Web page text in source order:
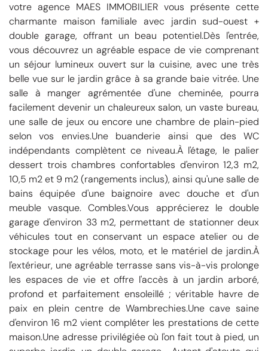
votre agence MAES IMMOBILIER vous présente cette
charmante maison familiale avec jardin sud-ouest +
double garage, offrant un beau potentiel.Dès l'entrée,
vous découvrez un agréable espace de vie comprenant
un séjour lumineux ouvert sur la cuisine, avec une très
belle vue sur le jardin grâce à sa grande baie vitrée. Une
salle à manger agrémentée d'une cheminée, pourra
facilement devenir un chaleureux salon, un vaste bureau,
une salle de jeux ou encore une chambre de plain-pied
selon vos envies.Une buanderie ainsi que des WC
indépendants complètent ce niveau.À l'étage, le palier
dessert trois chambres confortables d'environ 12,3 m2,
10,5 m2 et 9 m2 (rangements inclus), ainsi qu'une salle de
bains équipée d'une baignoire avec douche et d'un
meuble vasque. Combles.Vous apprécierez le double
garage d'environ 33 m2, permettant de stationner deux
véhicules tout en conservant un espace atelier ou de
stockage pour les vélos, moto, et le matériel de jardin.À
l'extérieur, une agréable terrasse sans vis-à-vis prolonge
les espaces de vie et offre l'accès à un jardin arboré,
profond et parfaitement ensoleillé ; véritable havre de
paix en plein centre de Wambrechies.Une cave saine
d'environ 16 m2 vient compléter les prestations de cette
maison.Une adresse privilégiée où l'on fait tout à pied, un